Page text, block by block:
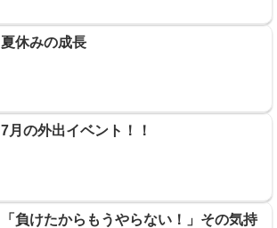
夏休みの成長
7月の外出イベント！！
「負けたからもうやらない！」その気持